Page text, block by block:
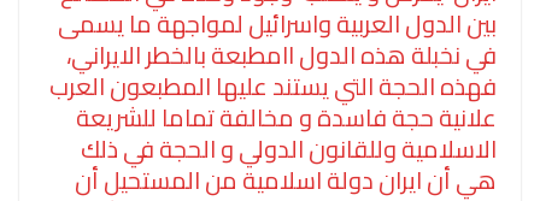
بين الدول العربية واسرائيل لمواجهة ما يسمى
في نخبلة هذه الدول اامطبعة بالخطر الايراني،
فهذه الحجة التي يستند عليها المطبعون العرب
علانية حجة فاسدة و مخالفة تماما للشريعة
الاسلامية وللقانون الدولي و الحجة في ذلك
هي أن ايران دولة اسلامية من المستحيل أن